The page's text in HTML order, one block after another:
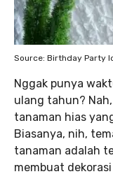
Source: Birthday Party
Nggak punya
ulang tahun?
tanaman hias
Biasanya, nih,
tanaman adalah
membuat